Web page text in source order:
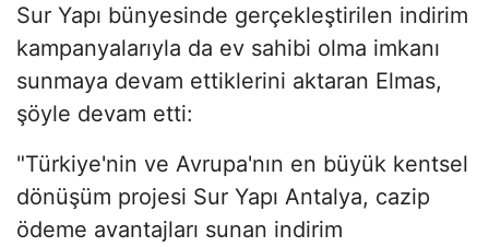
Sur Yapı bünyesinde gerçekleştirilen indirim
kampanyalarıyla da ev sahibi olma imkanı
sunmaya devam ettiklerini aktaran Elmas,
şöyle devam etti:
"Türkiye'nin ve Avrupa'nın en büyük kentsel
dönüşüm projesi Sur Yapı Antalya, cazip
ödeme avantajları sunan indirim